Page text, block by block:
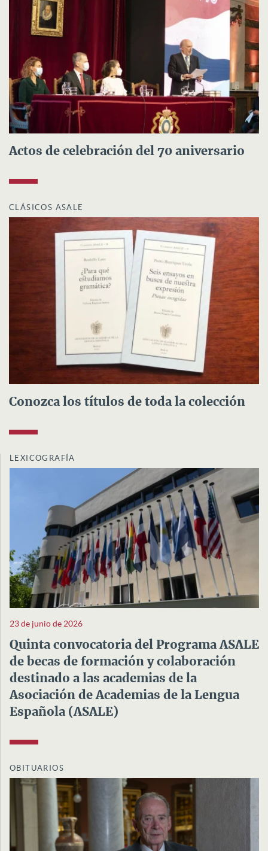
Actos de celebración del 70 aniversario
CLÁSICOS ASALE
Conozca los títulos de toda la colección
LEXICOGRAFÍA
23 de junio de 2026
Quinta convocatoria del Programa ASALE
de becas de formación y colaboración
destinado a las academias de la
Asociación de Academias de la Lengua
Española (ASALE)
OBITUARIOS